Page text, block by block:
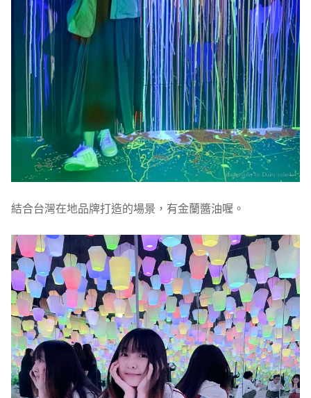
結合台灣在地品牌打造的場景，有金蘭醬油喔。